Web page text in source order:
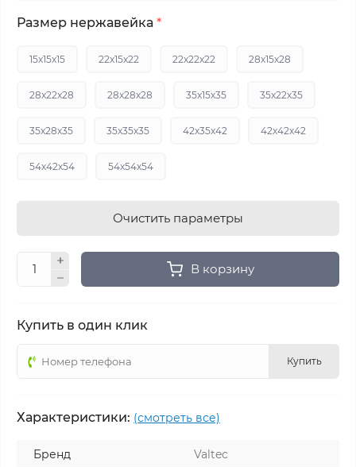
Размер нержавейка *
15x15x15 22x15x22 22x22x22 28x15x28
28x22x28 28x28x28 35x15x35 35x22x35
35x28x35 35x35x35 42x35x42 42x42x42
54x42x54 54x54x54
Очистить параметры
В корзину
Купить в один клик
Купить
Характеристики: (смотреть все)
Бренд
Valtec